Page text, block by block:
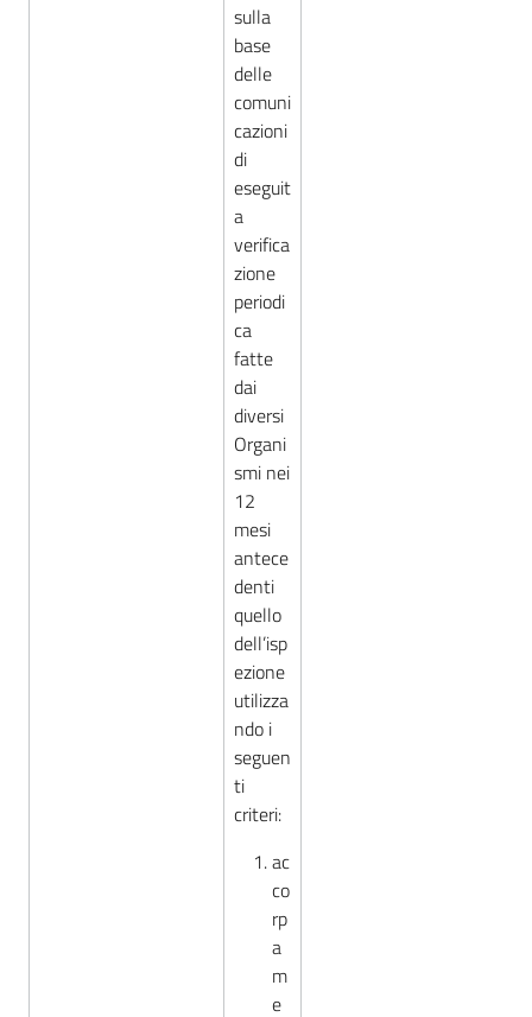
sulla
base
delle
comuni
cazioni
di
eseguit
a
verifica
zione
periodi
ca
fatte
dai
diversi
Organi
smi nei
12
mesi
antece
denti
quello
dell’isp
ezione
utilizza
ndo i
seguen
ti
criteri:
ac
co
rp
a
m
e